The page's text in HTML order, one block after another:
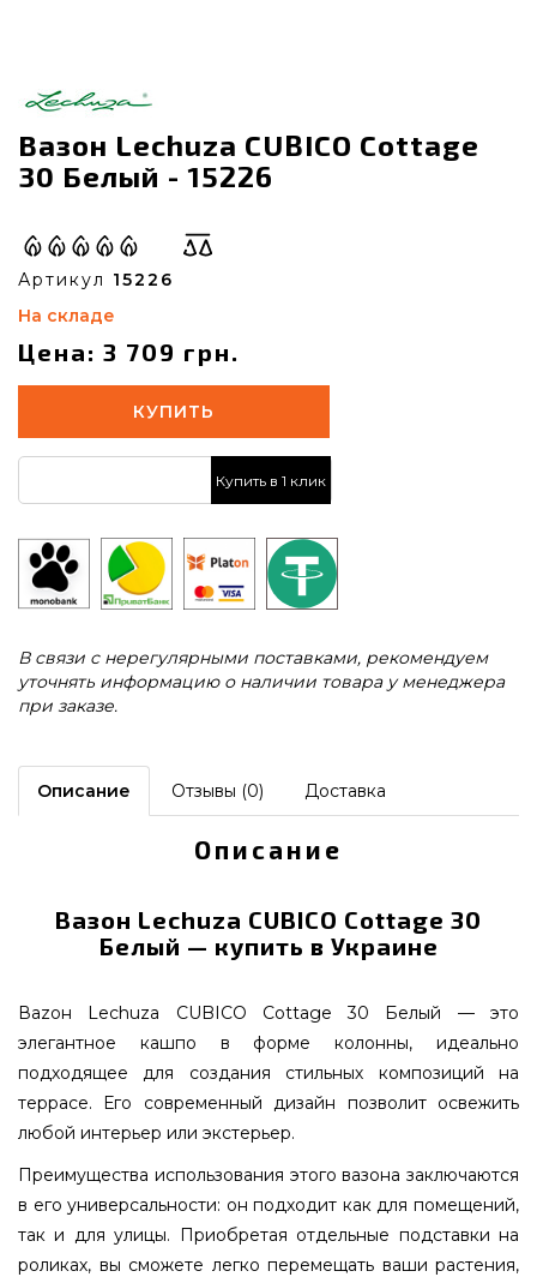
Вазон Lechuza CUBICO Cottage
30 Белый - 15226
Артикул 15226
На складе
Цена: 3 709 грн.
КУПИТЬ
Купить в 1 клик
В связи с нерегулярными поставками, рекомендуем
уточнять информацию о наличии товара у менеджера
при заказе.
Описание Отзывы (0) Доставка
Описание
Вазон Lechuza CUBICO Cottage 30
Белый — купить в Украине
Вazон Lechuza CUBICO Cottage 30 Белый — это
элегантное кашпо в форме колонны, идеально
подходящее для создания стильных композиций на
террасе. Его современный дизайн позволит освежить
любой интерьер или экстерьер.
Преимущества использования этого вазона заключаются
в его универсальности: он подходит как для помещений,
так и для улицы. Приобретая отдельные подставки на
роликах, вы сможете легко перемещать ваши растения,